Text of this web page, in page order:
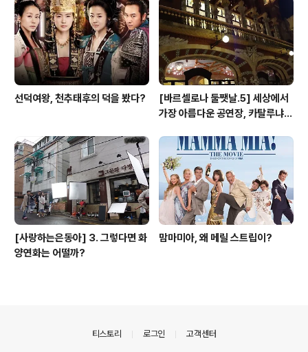
선덕여왕, 천추태후의 덕을 봤다?
[바르셀로나 둘쨋날.5] 세상에서
가장 아름다운 공연장, 카탈루냐
[사랑하는은동아] 3. 그렇다면 화
양연화는 어떨까?
맘마미아, 왜 메릴 스트립이?
티스토리 로그인 고객센터